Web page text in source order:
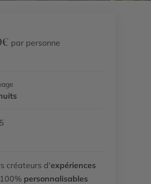
par personne
créateurs d'expériences
personnalisables